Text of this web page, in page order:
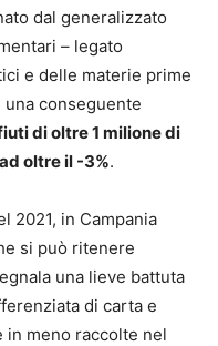
dal generalizzato
– legato
e delle materie prime
conseguente
di oltre 1 milione di
oltre il -3%.
2021, in Campania
si può ritenere
una lieve battuta
di carta e
in meno raccolte nel